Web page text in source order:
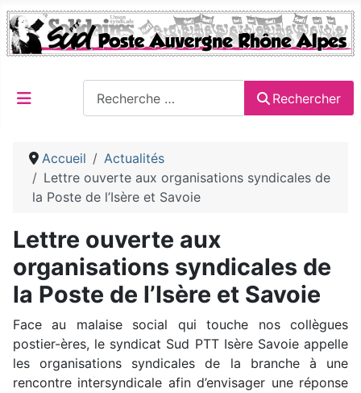
Rechercher
Accueil
Actualités
Lettre ouverte aux organisations syndicales de
la Poste de l’Isère et Savoie
Lettre ouverte aux
organisations syndicales de
la Poste de l’Isère et Savoie
Face au malaise social qui touche nos collègues
postier-ères, le syndicat Sud PTT Isère Savoie appelle
les organisations syndicales de la branche à une
rencontre intersyndicale afin d’envisager une réponse